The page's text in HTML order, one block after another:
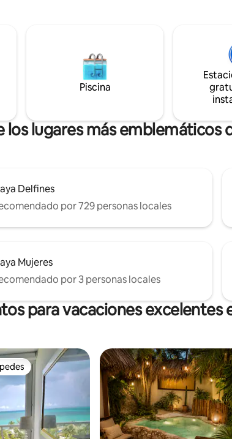
al lado.
conectado al Centro Comercial
Puerto Cancún y puede bajar
para encontrar restaurantes,
entretenimiento, etc.
Piscina
los lugares más emblemáticos
Delfines
por 729 personas locales
Mujeres
por 3 personas locales
para vacaciones excelentes